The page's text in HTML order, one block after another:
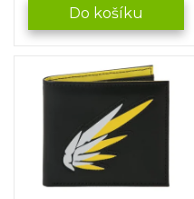
Do košíku